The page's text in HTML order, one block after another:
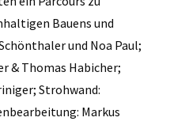
Bauens und
und Noa Paul;
& Thomas Habicher;
Strohwand:
Markus